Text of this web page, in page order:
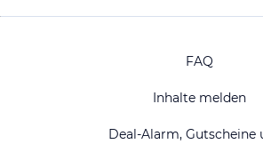
FAQ
Inhalte melden
Deal-Alarm, Gutscheine